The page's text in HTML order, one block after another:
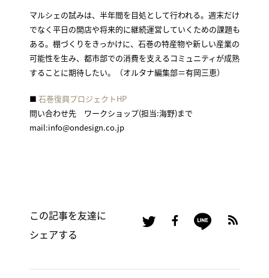
マルシェの試みは、半年間を目処として行われる。週末だけ
でなく平日の開店や将来的に継続運営していくための課題も
ある。棚づくりをきっかけに、石巻の特産物や新しい産業の
可能性を生み、都市部での消費を支えるコミュニティが成熟
することに期待したい。（オルタナ編集部＝有岡三恵）
■ 石巻復興プロジェクトHP
問い合わせ先 ワークショップ(担当:海野)まで
mail:info@ondesign.co.jp
この記事を友達に
シェアする